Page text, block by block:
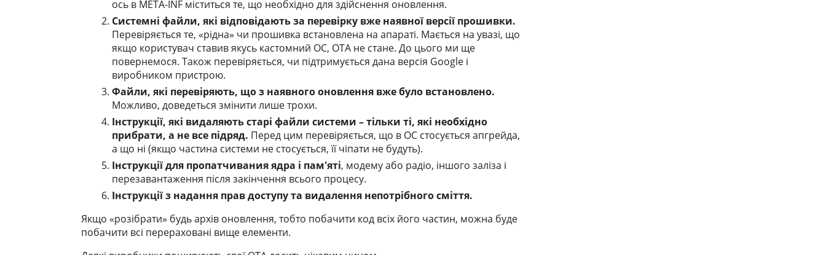
ось в META-INF міститься те, що необхідно для здійснення оновлення.
Системні файли, які відповідають за перевірку вже наявної версії прошивки.
Перевіряється те, «рідна» чи прошивка встановлена на апараті. Мається на увазі, що
якщо користувач ставив якусь кастомний ОС, ОТА не стане. До цього ми ще
повернемося. Також перевіряється, чи підтримується дана версія Google і
виробником пристрою.
Файли, які перевіряють, що з наявного оновлення вже було встановлено.
Можливо, доведеться змінити лише трохи.
Інструкції, які видаляють старі файли системи – тільки ті, які необхідно
прибрати, а не все підряд. Перед цим перевіряється, що в ОС стосується апгрейда,
а що ні (якщо частина системи не стосується, її чіпати не будуть).
Інструкції для пропатчивания ядра і пам'яті, модему або радіо, іншого заліза і
перезавантаження після закінчення всього процесу.
Інструкції з надання прав доступу та видалення непотрібного сміття.
Якщо «розібрати» будь архів оновлення, тобто побачити код всіх його частин, можна буде
побачити всі перераховані вище елементи.